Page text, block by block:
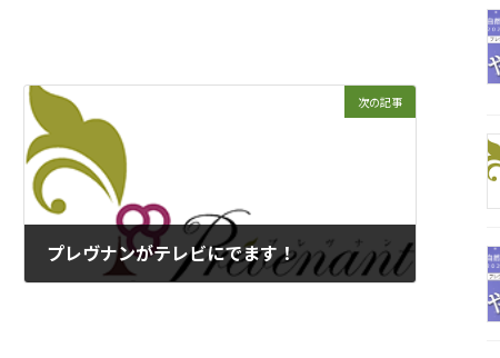
次の記事
プレヴナンがテレビにでます！